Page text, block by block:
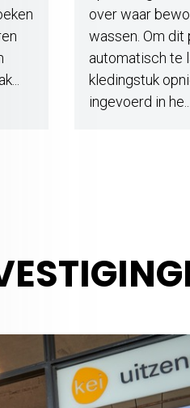
over waar
wassen. Om
automatisch te
kledingstuk
ingevoerd in he...